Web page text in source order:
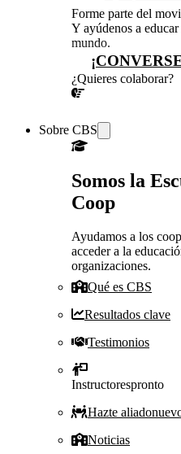
Forme parte del
Y ayúdenos a
mundo.
¿Quieres colaborar?
Sobre CBS
Somos la
Coop
Ayudamos a los
acceder a la
organizaciones.
Qué es CBS
Resultados clave
Testimonios
Instructorespronto
Hazte aliado
Noticias